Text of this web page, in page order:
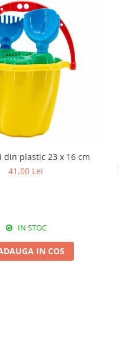
din plastic 23 x 16 cm
41,00 Lei
IN STOC
IN COS